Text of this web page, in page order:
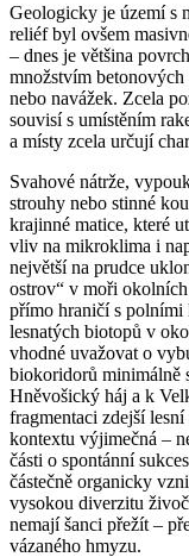
Geologicky je území s
reliéf byl ovšem
– dnes je většina
množstvím
nebo navážek. Zcela
souvisí s umístěním
a místy zcela určují
Svahové nátrže,
strouhy nebo stinné
krajinné matice, které
vliv na mikroklima i
největší na prudce
ostrov“ v moři
přímo hraničí s polními
lesnatých biotopů v
vhodné uvažovat o
biokoridorů minimálně
Hněvošický háj a k
fragmentaci zdejší
kontextu výjimečná –
části o spontánní
částečně organicky
vysokou diverzitu
nemají šanci přežít –
vázaného hmyzu.